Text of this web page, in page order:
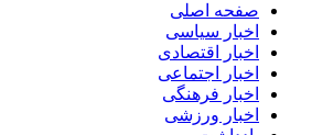
صفحه اصلی
اخبار سیاسی
اخبار اقتصادی
اخبار اجتماعی
اخبار فرهنگی
اخبار ورزشی